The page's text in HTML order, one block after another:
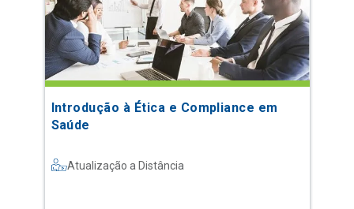
Introdução à Ética e Compliance em
Saúde
Atualização a Distância